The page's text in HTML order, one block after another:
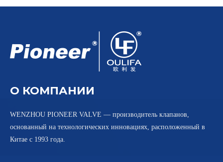
О КОМПАНИИ
WENZHOU PIONEER VALVE — производитель клапанов,
основанный на технологических инновациях, расположенный в
Китае с 1993 года.